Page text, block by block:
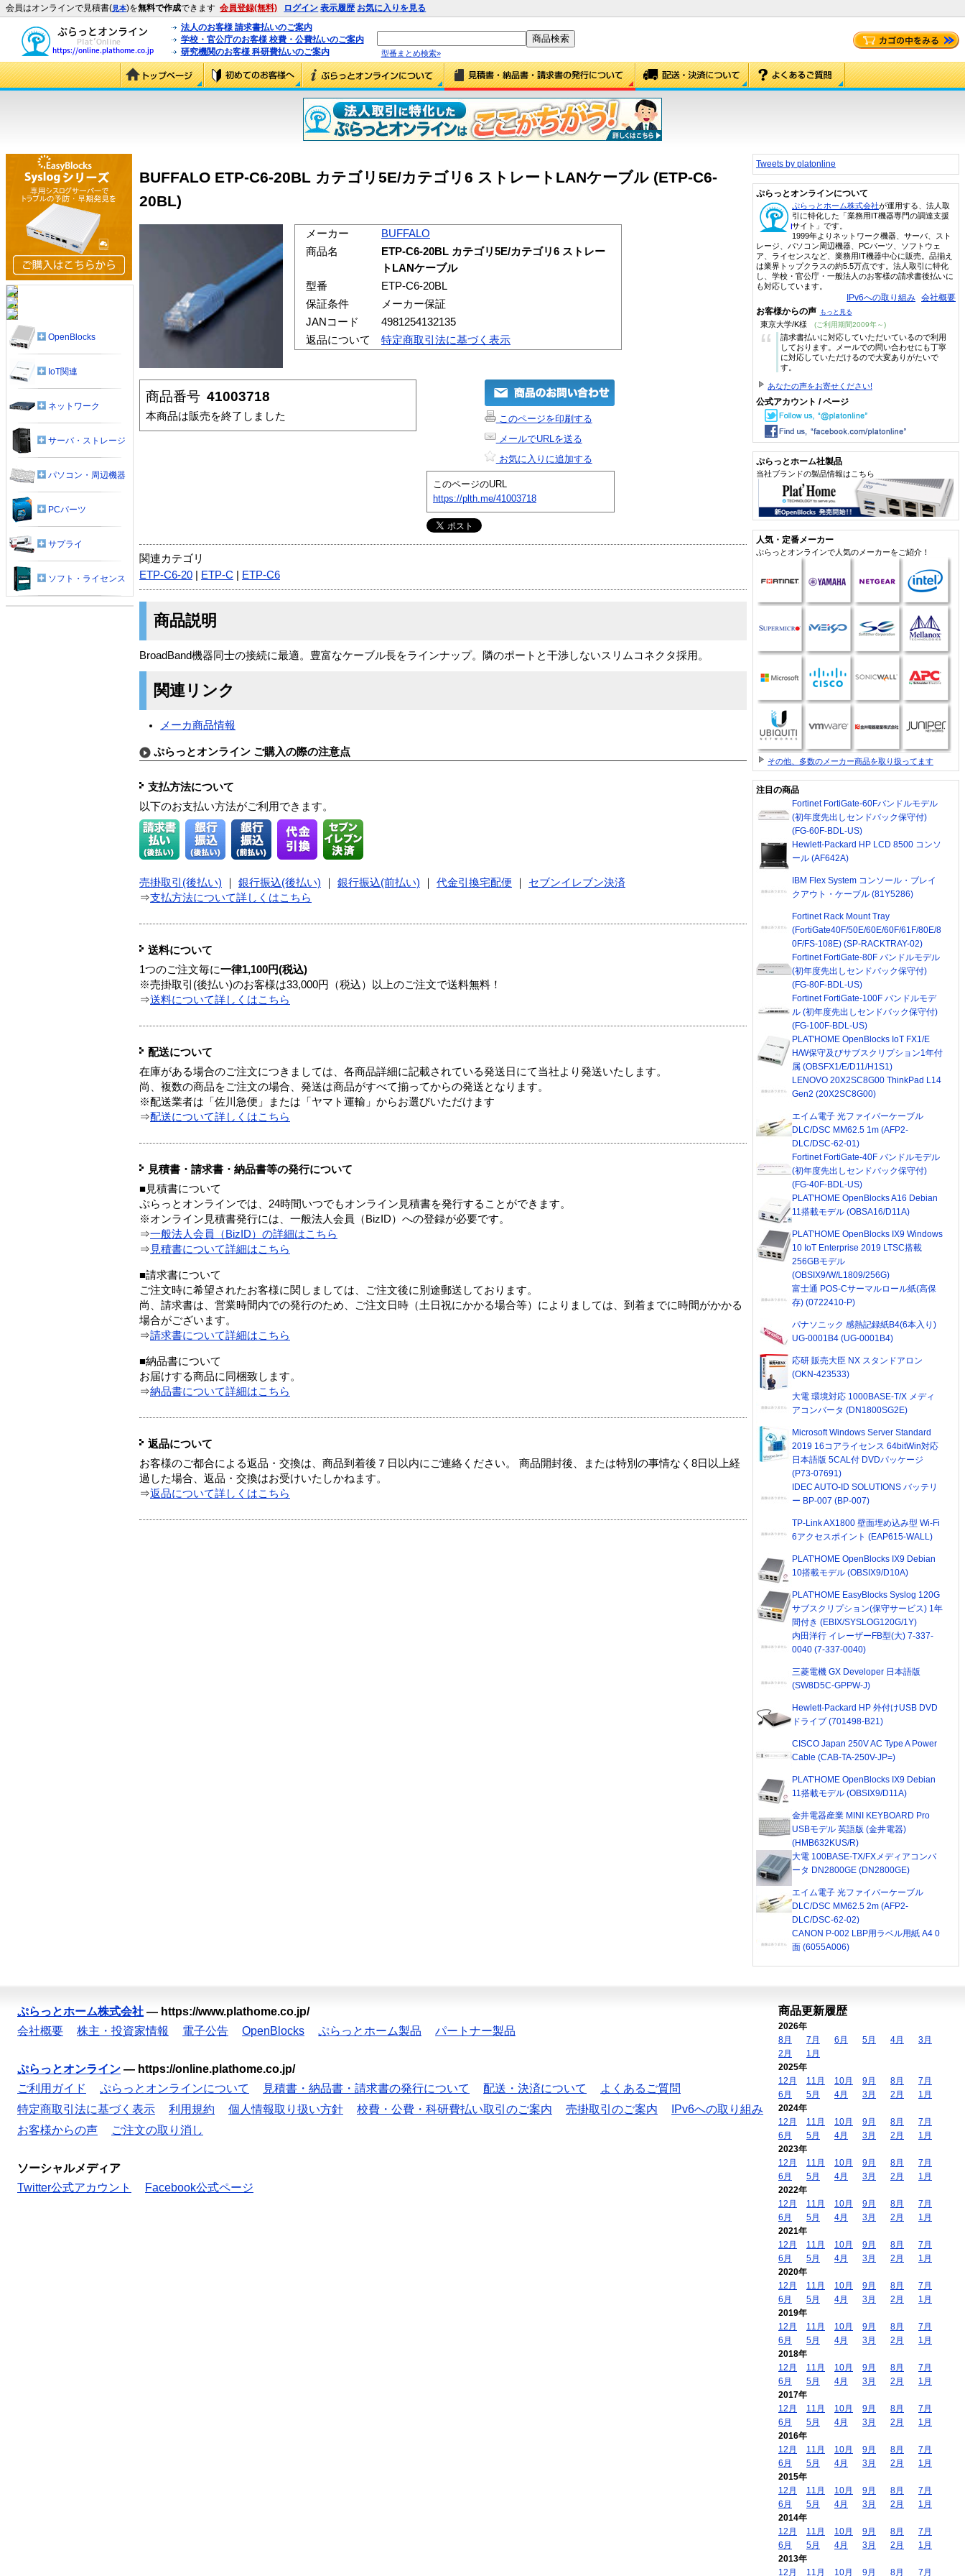
会員はオンラインで見積書(見本)を無料で作成できます 会員登録(無料) ログイン 表示履歴 お気に入りを見る
法人のお客様 請求書払いのご案内
学校・官公庁のお客様 校費・公費払いのご案内
研究機関のお客様 科研費払いのご案内
型番まとめ検索»
BUFFALO ETP-C6-20BL カテゴリ5E/カテゴリ6 ストレートLANケーブル (ETP-C6-
20BL)
メーカー
BUFFALO
商品名
ETP-C6-20BL カテゴリ5E/カテゴリ6 ストレー
トLANケーブル
型番
ETP-C6-20BL
保証条件
メーカー保証
JANコード
4981254132135
返品について
特定商取引法に基づく表示
商品番号 41003718
本商品は販売を終了しました
このページを印刷する
メールでURLを送る
お気に入りに追加する
このページのURL
https://plth.me/41003718
関連カテゴリ
ETP-C6-20
ETP-C ETP-C6
商品説明
BroadBand機器同士の接続に最適。豊富なケーブル長をラインナップ。隣のポートと干渉しないスリムコネクタ採用。
関連リンク
メーカ商品情報
ぷらっとオンライン ご購入の際の注意点
支払方法について
以下のお支払い方法がご利用できます。
売掛取引(後払い) 銀行振込(後払い) 銀行振込(前払い) 代金引換宅配便
セブンイレブン決済
⇒支払方法について詳しくはこちら
送料について
1つのご注文毎に一律1,100円(税込)
※売掛取引(後払い)のお客様は33,000円（税込）以上のご注文で送料無料！
⇒送料について詳しくはこちら
配送について
在庫がある場合のご注文につきましては、各商品詳細に記載されている発送日にて当社より発送いたします。
尚、複数の商品をご注文の場合、発送は商品がすべて揃ってからの発送となります。
※配送業者は「佐川急便」または「ヤマト運輸」からお選びいただけます
⇒配送について詳しくはこちら
見積書・請求書・納品書等の発行について
■見積書について
ぷらっとオンラインでは、24時間いつでもオンライン見積書を発行することができます。
※オンライン見積書発行には、一般法人会員（BizID）への登録が必要です。
⇒一般法人会員（BizID）の詳細はこちら
⇒ 見積書について詳細はこちら
■請求書について
ご注文時に希望されたお客様に関しましては、ご注文後に別途郵送しております。
尚、請求書は、営業時間内での発行のため、ご注文日時（土日祝にかかる場合等）によりましては、到着までに時間がかかる
場合がございます。
⇒請求書について詳細はこちら
■納品書について
お届けする商品に同梱致します。
⇒納品書について詳細はこちら
返品について
お客様のご都合による返品・交換は、商品到着後７日以内にご連絡ください。 商品開封後、または特別の事情なく8日以上経
過した場合、返品・交換はお受けいたしかねます。
⇒返品について詳しくはこちら
OpenBlocks
IoT関連
ネットワーク
サーバ・ストレージ
パソコン・周辺機器
PCパーツ
サプライ
ソフト・ライセンス
Tweets by platonline
ぷらっとオンラインについて
ぷらっとホーム株式会社が運用する、法人取
引に特化した「業務用IT機器専門の調達支援
サイト」です。
1999年よりネットワーク機器、サーバ、スト
レージ、パソコン周辺機器、PCパーツ、ソフトウェ
ア、ライセンスなど、業務用IT機器中心に販売。品揃え
は業界トップクラスの約5.5万点です。法人取引に特化
し、学校・官公庁・一般法人のお客様の請求書後払いに
も対応しています。
IPv6への取り組み 会社概要
お客様からの声 もっと見る
東京大学/K様 (ご利用期間2009年～)
“
請求書払いに対応していただいているので利用
しております。メールでの問い合わせにも丁寧
に対応していただけるので大変ありがたいで
す。
あなたの声をお寄せください!
公式アカウント / ページ
ぷらっとホーム社製品
当社ブランドの製品情報はこちら
人気・定番メーカー
ぷらっとオンラインで人気のメーカーをご紹介！
その他、多数のメーカー商品を取り扱ってます
注目の商品
Fortinet FortiGate-60Fバンドルモデル
(初年度先出しセンドバック保守付)
(FG-60F-BDL-US)
Hewlett-Packard HP LCD 8500 コンソ
ール (AF642A)
IBM Flex System コンソール・ブレイ
クアウト・ケーブル (81Y5286)
Fortinet Rack Mount Tray
(FortiGate40F/50E/60E/60F/61F/80E/8
0F/FS-108E) (SP-RACKTRAY-02)
Fortinet FortiGate-80F バンドルモデル
(初年度先出しセンドバック保守付)
(FG-80F-BDL-US)
Fortinet FortiGate-100F バンドルモデ
ル (初年度先出しセンドバック保守付)
(FG-100F-BDL-US)
PLAT'HOME OpenBlocks IoT FX1/E
H/W保守及びサブスクリプション1年付
属 (OBSFX1/E/D11/H1S1)
LENOVO 20X2SC8G00 ThinkPad L14
Gen2 (20X2SC8G00)
エイム電子 光ファイバーケーブル
DLC/DSC MM62.5 1m (AFP2-
DLC/DSC-62-01)
Fortinet FortiGate-40F バンドルモデル
(初年度先出しセンドバック保守付)
(FG-40F-BDL-US)
PLAT'HOME OpenBlocks A16 Debian
11搭載モデル (OBSA16/D11A)
PLAT'HOME OpenBlocks IX9 Windows
10 IoT Enterprise 2019 LTSC搭載
256GBモデル
(OBSIX9/W/L1809/256G)
富士通 POS-Cサーマルロール紙(高保
存) (0722410-P)
パナソニック 感熱記録紙B4(6本入り)
UG-0001B4 (UG-0001B4)
応研 販売大臣 NX スタンドアロン
(OKN-423533)
大電 環境対応 1000BASE-T/X メディ
アコンバータ (DN1800SG2E)
Microsoft Windows Server Standard
2019 16コアライセンス 64bitWin対応
日本語版 5CAL付 DVDパッケージ
(P73-07691)
IDEC AUTO-ID SOLUTIONS バッテリ
ー BP-007 (BP-007)
TP-Link AX1800 壁面埋め込み型 Wi-Fi
6アクセスポイント (EAP615-WALL)
PLAT'HOME OpenBlocks IX9 Debian
10搭載モデル (OBSIX9/D10A)
PLAT'HOME EasyBlocks Syslog 120G
サブスクリプション(保守サービス) 1年
間付き (EBIX/SYSLOG120G/1Y)
内田洋行 イレーザーFB型(大) 7-337-
0040 (7-337-0040)
三菱電機 GX Developer 日本語版
(SW8D5C-GPPW-J)
Hewlett-Packard HP 外付けUSB DVD
ドライブ (701498-B21)
CISCO Japan 250V AC Type A Power
Cable (CAB-TA-250V-JP=)
PLAT'HOME OpenBlocks IX9 Debian
11搭載モデル (OBSIX9/D11A)
金井電器産業 MINI KEYBOARD Pro
USBモデル 英語版 (金井電器)
(HMB632KUS/R)
大電 100BASE-TX/FXメディアコンバ
ータ DN2800GE (DN2800GE)
エイム電子 光ファイバーケーブル
DLC/DSC MM62.5 2m (AFP2-
DLC/DSC-62-02)
CANON P-002 LBP用ラベル用紙 A4 0
面 (6055A006)
ぷらっとホーム株式会社 — https://www.plathome.co.jp/
会社概要
株主・投資家情報 電子公告 OpenBlocks ぷらっとホーム製品 パートナー製品
ぷらっとオンライン — https://online.plathome.co.jp/
ご利用ガイド
ぷらっとオンラインについて 見積書・納品書・請求書の発行について 配送・決済について
よくあるご質問
特定商取引法に基づく表示
利用規約 個人情報取り扱い方針 校費・公費・科研費払い取引のご案内 売掛取引のご案内
IPv6への取り組み
お客様からの声
ご注文の取り消し
ソーシャルメディア
Twitter公式アカウント
Facebook公式ページ
商品更新履歴
2026年
8月
7月 6月 5月 4月
3月
2月
1月
2025年
12月
11月 10月 9月 8月
7月
6月
5月 4月 3月 2月
1月
2024年
12月
11月 10月 9月 8月
7月
6月
5月 4月 3月 2月
1月
2023年
12月
11月 10月 9月 8月
7月
6月
5月 4月 3月 2月
1月
2022年
12月
11月 10月 9月 8月
7月
6月
5月 4月 3月 2月
1月
2021年
12月
11月 10月 9月 8月
7月
6月
5月 4月 3月 2月
1月
2020年
12月
11月 10月 9月 8月
7月
6月
5月 4月 3月 2月
1月
2019年
12月
11月 10月 9月 8月
7月
6月
5月 4月 3月 2月
1月
2018年
12月
11月 10月 9月 8月
7月
6月
5月 4月 3月 2月
1月
2017年
12月
11月 10月 9月 8月
7月
6月
5月 4月 3月 2月
1月
2016年
12月
11月 10月 9月 8月
7月
6月
5月 4月 3月 2月
1月
2015年
12月
11月 10月 9月 8月
7月
6月
5月 4月 3月 2月
1月
2014年
12月
11月 10月 9月 8月
7月
6月
5月 4月 3月 2月
1月
2013年
12月
11月 10月 9月 8月 7月